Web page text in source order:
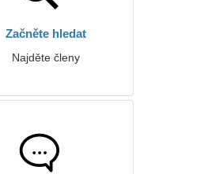
Začněte hledat
Najděte členy